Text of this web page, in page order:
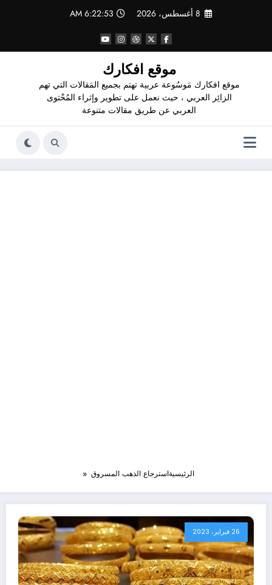
8 أغسطس، 2026 6:22:53 AM
موقع افكارك
موقع افكارك مَوسُوعة عربية تهتم بجميع المَقالات التي تهم
الزائِر العربي ، حيث نعمل على تطوير وإثراء المُحْتوى
العربي عن طريق مقالات متنوعة
الرئيسيةاسترجاع الذهب المسروق
26 فبراير، 2023